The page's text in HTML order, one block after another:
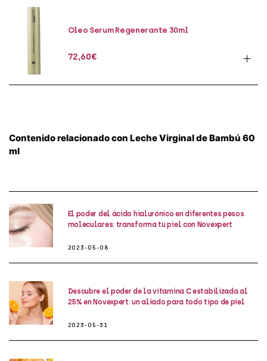
Oleo Serum Regenerante 30ml
72,60€
Contenido relacionado con Leche Virginal de Bambú 60
ml
El poder del ácido hialurónico en diferentes pesos
moleculares: transforma tu piel con Novexpert
2023-05-08
Descubre el poder de la vitamina C estabilizada al
25% en Novexpert: un aliado para todo tipo de piel
2023-05-31